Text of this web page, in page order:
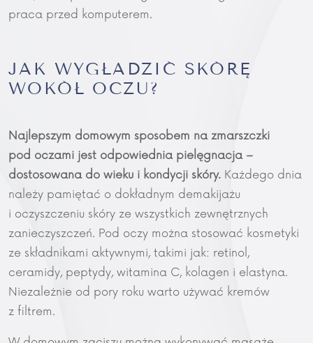
praca przed komputerem.
JAK WYGŁADZIĆ SKÓRĘ
WOKÓŁ OCZU?
Najlepszym domowym sposobem na zmarszczki
pod oczami jest odpowiednia pielęgnacja –
dostosowana do wieku i kondycji skóry. Każdego dnia
należy pamiętać o dokładnym demakijażu
i oczyszczeniu skóry ze wszystkich zewnętrznych
zanieczyszczeń. Pod oczy można stosować kosmetyki
ze składnikami aktywnymi, takimi jak: retinol,
ceramidy, peptydy, witamina C, kolagen i elastyna.
Niezależnie od pory roku warto używać kremów
z filtrem.